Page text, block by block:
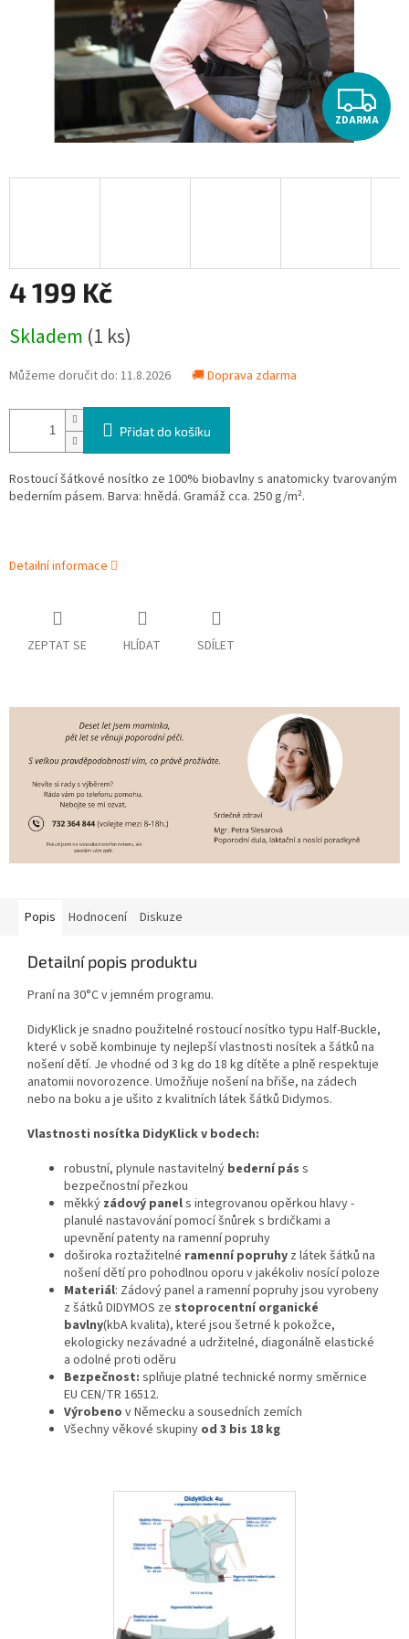
Z
D
A
ZDARMA
4 199 Kč
cena:
Skladem (1 ks)
Můžeme doručit do: 11.8.2026 🚚 Doprava zdarma
Přidat do košíku
Rostoucí šátkové nosítko ze 100% biobavlny s anatomicky tvarovaným
bederním pásem. Barva: hnědá. Gramáž cca. 250 g/m².
Detailní informace
ZEPTAT SE HLÍDAT SDÍLET
Popis Hodnocení Diskuze
Detailní popis produktu
Praní na 30°C v jemném programu.
DidyKlick je snadno použitelné rostoucí nosítko typu Half-Buckle,
které v sobě kombinuje ty nejlepší vlastnosti nosítek a šátků na
nošení dětí. Je vhodné od 3 kg do 18 kg dítěte a plně respektuje
anatomii novorozence. Umožňuje nošení na břiše, na zádech
nebo na boku a je ušito z kvalitních látek šátků Didymos.
Vlastnosti nosítka DidyKlick v bodech:
robustní, plynule nastavitelný bederní pás s
bezpečnostní přezkou
měkký zádový panels integrovanou opěrkou hlavy -
planulé nastavování pomocí šnůrek s brdičkami a
upevnění patenty na ramenní popruhy
doširoka roztažitelné ramenní popruhy z látek šátků na
nošení dětí pro pohodlnou oporu v jakékoliv nosící poloze
Materiál: Zádový panel a ramenní popruhy jsou vyrobeny
z šátků DIDYMOS ze stoprocentní organické
bavlny(kbA kvalita), které jsou šetrné k pokožce,
ekologicky nezávadné a udržitelné, diagonálně elastické
a odolné proti oděru
Bezpečnost: splňuje platné technické normy směrnice
EU CEN/TR 16512.
Výrobeno v Německu a sousedních zemích
Všechny věkové skupiny od 3 bis 18 kg